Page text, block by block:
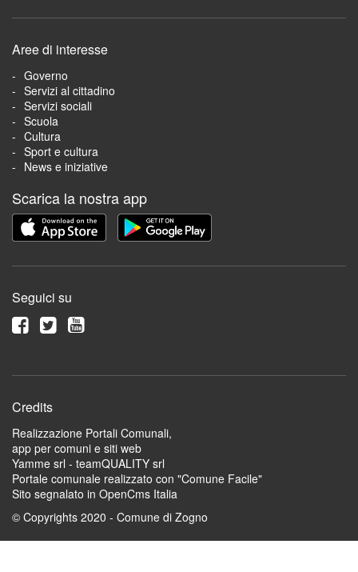
Aree di interesse
Governo
Servizi al cittadino
Servizi sociali
Scuola
Cultura
Sport e cultura
News e iniziative
Scarica la nostra app
Seguici su
Credits
Realizzazione Portali Comunali,
app per comuni e siti web
Yamme srl - teamQUALITY srl
Portale comunale realizzato con "Comune Facile"
Sito segnalato in OpenCms Italia
© Copyrights 2020 - Comune di Zogno